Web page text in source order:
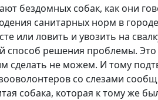
бездомных собак, как они
санитарных норм в
или ловить и увозить на
способ решения проблемы.
сделать не можем. И тому
со слезами
собака, которая к тому же